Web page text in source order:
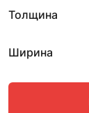
Толщина
Ширина